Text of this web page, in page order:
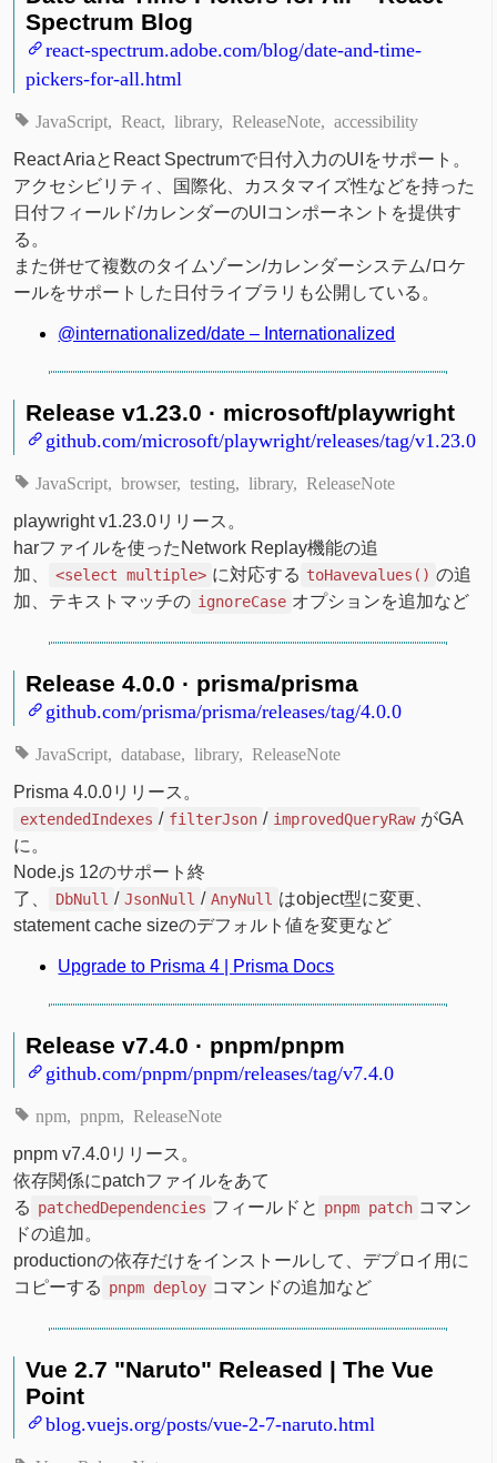
Spectrum Blog
react-spectrum.adobe.com/blog/date-and-time-
pickers-for-all.html
JavaScript React library ReleaseNote accessibility
React AriaとReact Spectrumで日付入力のUIをサポート。
アクセシビリティ、国際化、カスタマイズ性などを持った
日付フィールド/カレンダーのUIコンポーネントを提供す
る。
また併せて複数のタイムゾーン/カレンダーシステム/ロケ
ールをサポートした日付ライブラリも公開している。
@internationalized/date – Internationalized
Release v1.23.0 · microsoft/playwright
github.com/microsoft/playwright/releases/tag/v1.23.0
JavaScript browser testing library ReleaseNote
playwright v1.23.0リリース。
harファイルを使ったNetwork Replay機能の追
加、
<select multiple> に対応する toHavevalues() の追
加、テキストマッチの ignoreCase オプションを追加など
Release 4.0.0 · prisma/prisma
github.com/prisma/prisma/releases/tag/4.0.0
JavaScript database library ReleaseNote
Prisma 4.0.0リリース。
extendedIndexes / filterJson / improvedQueryRaw がGA
に。
Node.js 12のサポート終
了、
DbNull / JsonNull / AnyNull はobject型に変更、
statement cache sizeのデフォルト値を変更など
Upgrade to Prisma 4 | Prisma Docs
Release v7.4.0 · pnpm/pnpm
github.com/pnpm/pnpm/releases/tag/v7.4.0
npm pnpm ReleaseNote
pnpm v7.4.0リリース。
依存関係にpatchファイルをあて
る patchedDependencies フィールドと pnpm patch コマン
ドの追加。
productionの依存だけをインストールして、デプロイ用に
コピーする pnpm deploy コマンドの追加など
Vue 2.7 "Naruto" Released | The Vue
Point
blog.vuejs.org/posts/vue-2-7-naruto.html